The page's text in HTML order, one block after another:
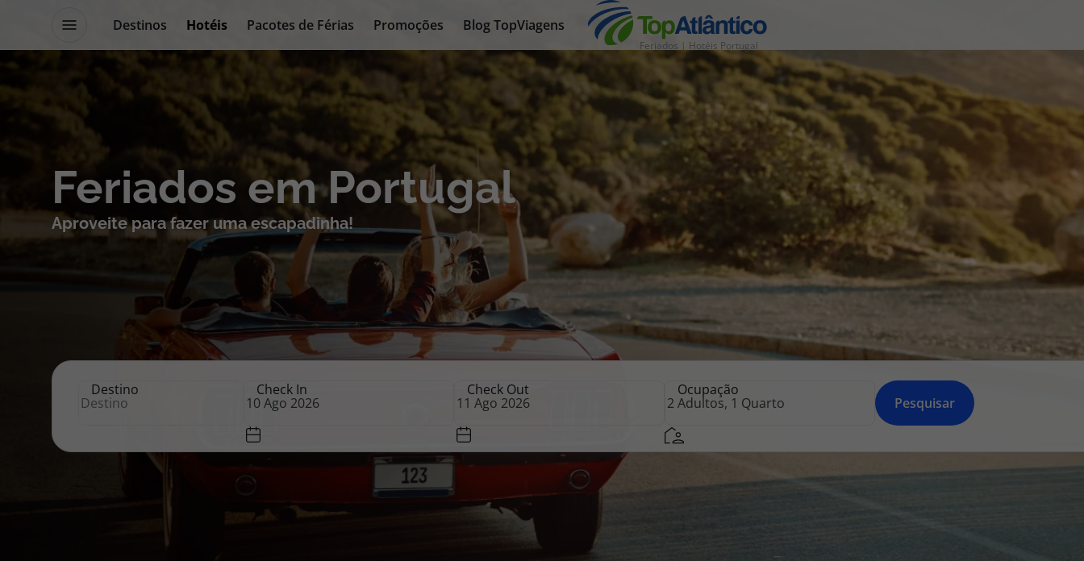
Destinos Hotéis Pacotes de Férias Promoções Blog TopViagens
Feriados | Hotéis Portugal
Destinos
Voos
Voos + Hotel
Pacotes de Férias
Disneyland ® Paris
Escapadinhas
Cruzeiros
Promoções
Especialistas
Cheque Viagem
Blog TopViagens
Área de Cliente
Agências
Contactos
218 925 471
Apoio ao cliente no Estrangeiro
A sua agência de viagens Top Atlântico tem a preocupação de
estar sempre mais perto de si, para maior comodidade e total
dispor o nosso call center a funcionar todos os dias úteis das
10:00 às 20:00 e Sábado das 10:00 às 14:00.
Feriados em Portugal
Aproveite para fazer uma escapadinha!
Feriados
Hotéis
Portugal
Destino Check In Check Out Ocupação
Pesquisar